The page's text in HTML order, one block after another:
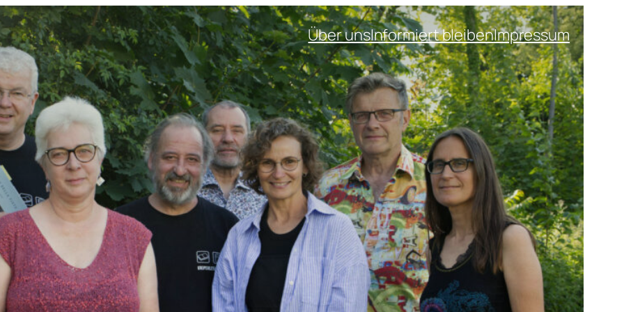
Über unsInformiert bleibenImpressum